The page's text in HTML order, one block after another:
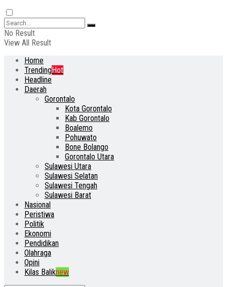
No Result
View All Result
Home
TrendingHot
Headline
Daerah
Gorontalo
Kota Gorontalo
Kab Gorontalo
Boalemo
Pohuwato
Bone Bolango
Gorontalo Utara
Sulawesi Utara
Sulawesi Selatan
Sulawesi Tengah
Sulawesi Barat
Nasional
Peristiwa
Politik
Ekonomi
Pendidikan
Olahraga
Opini
Kilas Baliknew